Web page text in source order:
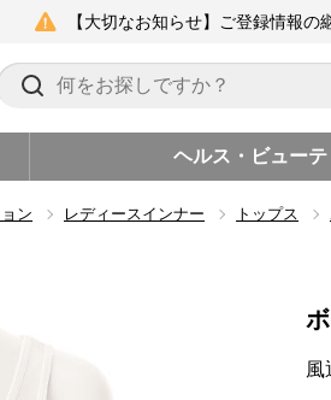
【大切なお知らせ】ご登録情報の
ヘルス・ビュー
ン レディースインナー トップス
風